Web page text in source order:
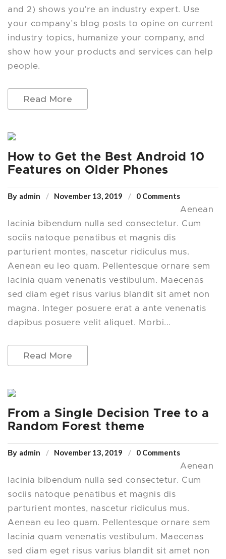
and 2) shows you’re an industry expert. Use
your company’s blog posts to opine on current
industry topics, humanize your company, and
show how your products and services can help
people.
Read More
How to Get the Best Android 10
Features on Older Phones
By admin November 13, 2019 0 Comments
Aenean
lacinia bibendum nulla sed consectetur. Cum
sociis natoque penatibus et magnis dis
parturient montes, nascetur ridiculus mus.
Aenean eu leo quam. Pellentesque ornare sem
lacinia quam venenatis vestibulum. Maecenas
sed diam eget risus varius blandit sit amet non
magna. Integer posuere erat a ante venenatis
dapibus posuere velit aliquet. Morbi...
Read More
From a Single Decision Tree to a
Random Forest theme
By admin November 13, 2019 0 Comments
Aenean
lacinia bibendum nulla sed consectetur. Cum
sociis natoque penatibus et magnis dis
parturient montes, nascetur ridiculus mus.
Aenean eu leo quam. Pellentesque ornare sem
lacinia quam venenatis vestibulum. Maecenas
sed diam eget risus varius blandit sit amet non